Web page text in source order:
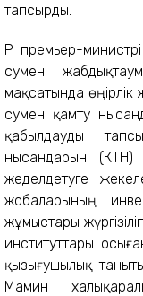
тапсырды.
ҚР премьер-
сумен
мақсатында өңірлік
сумен қамту
қабылдауды
нысандарын
жеделдетуге
жобаларының
жұмыстары
институттары
қызығушылық
Мамин